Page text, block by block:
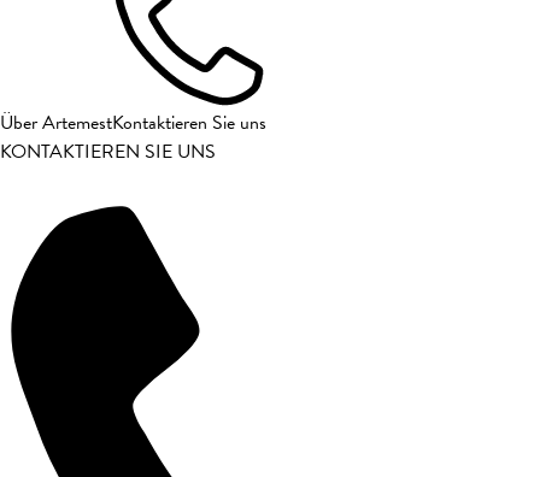
Über ArtemestKontaktieren Sie uns
KONTAKTIEREN SIE UNS